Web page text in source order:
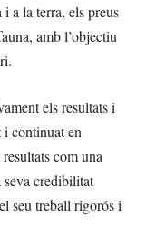
i a la terra, els preus
amb l’objectiu
els resultats i
i continuat en
com una
credibilitat
seu treball rigorós i